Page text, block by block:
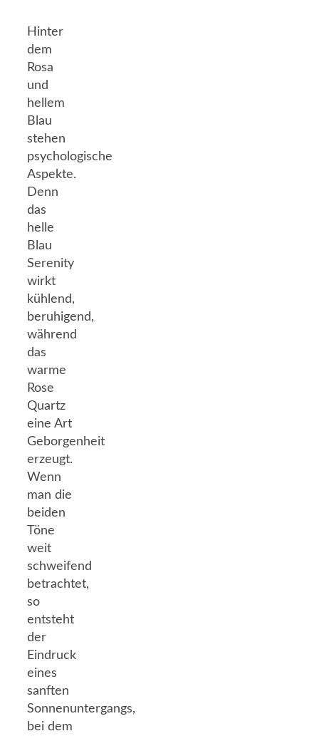
Hinter
dem
Rosa
und
hellem
Blau
stehen
psychologische
Aspekte.
Denn
das
helle
Blau
Serenity
wirkt
kühlend,
beruhigend,
während
das
warme
Rose
Quartz
eine Art
Geborgenheit
erzeugt.
Wenn
man die
beiden
Töne
weit
schweifend
betrachtet,
so
entsteht
der
Eindruck
eines
sanften
Sonnenuntergangs,
bei dem